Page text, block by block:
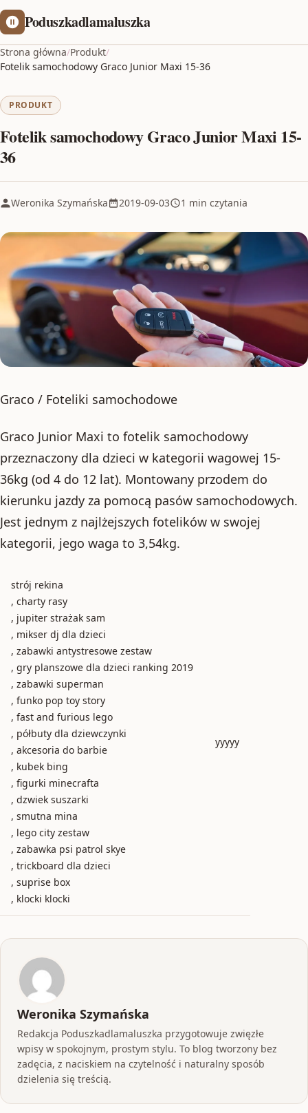
Poduszkadlamaluszka
Strona główna/Produkt/
Fotelik samochodowy Graco Junior Maxi 15-36
PRODUKT
Fotelik samochodowy Graco Junior Maxi 15-
36
Weronika Szymańska 2019-09-03 1 min czytania
Graco / Foteliki samochodowe
Graco Junior Maxi to fotelik samochodowy
przeznaczony dla dzieci w kategorii wagowej 15-
36kg (od 4 do 12 lat). Montowany przodem do
kierunku jazdy za pomocą pasów samochodowych.
Jest jednym z najlżejszych fotelików w swojej
kategorii, jego waga to 3,54kg.
strój rekina
, charty rasy
, jupiter strażak sam
, mikser dj dla dzieci
, zabawki antystresowe zestaw
, gry planszowe dla dzieci ranking 2019
, zabawki superman
, funko pop toy story
, fast and furious lego
, półbuty dla dziewczynki
, akcesoria do barbie
, kubek bing
, figurki minecrafta
, dzwiek suszarki
, smutna mina
, lego city zestaw
, zabawka psi patrol skye
, trickboard dla dzieci
, suprise box
, klocki klocki
yyyyy
Weronika Szymańska
Redakcja Poduszkadlamaluszka przygotowuje zwięzłe
wpisy w spokojnym, prostym stylu. To blog tworzony bez
zadęcia, z naciskiem na czytelność i naturalny sposób
dzielenia się treścią.